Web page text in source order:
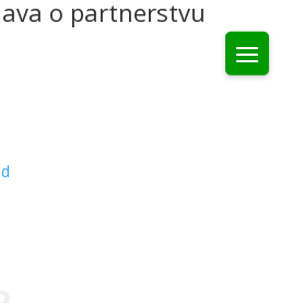
o partnerstvu